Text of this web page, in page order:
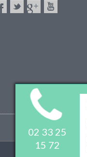
02 33 25
15 72